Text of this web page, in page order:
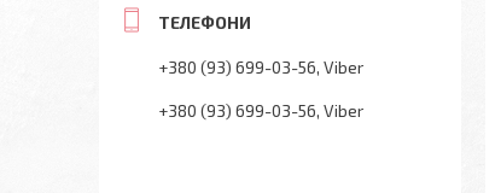
+380 (93) 699-03-56 Viber
+380 (93) 699-03-56 Viber